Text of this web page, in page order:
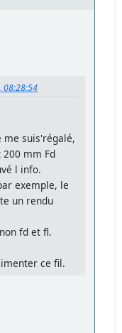
08:28:54
me suis'régalé,
mm Fd
l info.
exemple, le
un rendu
fd et fl.
ce fil.